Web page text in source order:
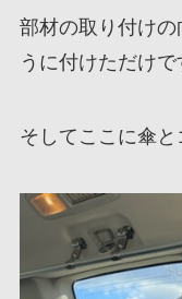
部材の取り付け
うに付けただけで
そしてここに傘と